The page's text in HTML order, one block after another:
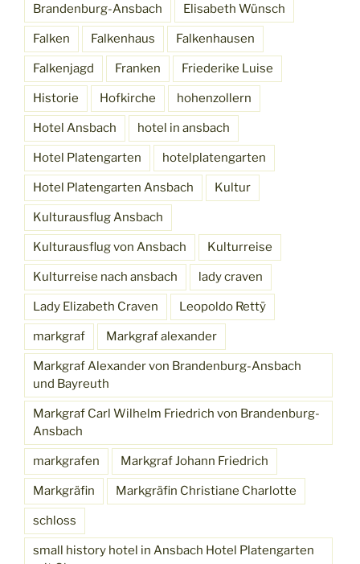
Brandenburg-Ansbach Elisabeth Wünsch
Falken Falkenhaus Falkenhausen
Falkenjagd Franken Friederike Luise
Historie Hofkirche hohenzollern
Hotel Ansbach hotel in ansbach
Hotel Platengarten hotelplatengarten
Hotel Platengarten Ansbach Kultur
Kulturausflug Ansbach
Kulturausflug von Ansbach Kulturreise
Kulturreise nach ansbach lady craven
Lady Elizabeth Craven Leopoldo Rettÿ
markgraf Markgraf alexander
Markgraf Alexander von Brandenburg-Ansbach
und Bayreuth
Markgraf Carl Wilhelm Friedrich von Brandenburg-
Ansbach
markgrafen Markgraf Johann Friedrich
Markgräfin Markgräfin Christiane Charlotte
schloss
small history hotel in Ansbach Hotel Platengarten